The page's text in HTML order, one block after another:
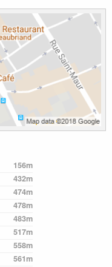
156m
432m
474m
478m
483m
517m
558m
561m